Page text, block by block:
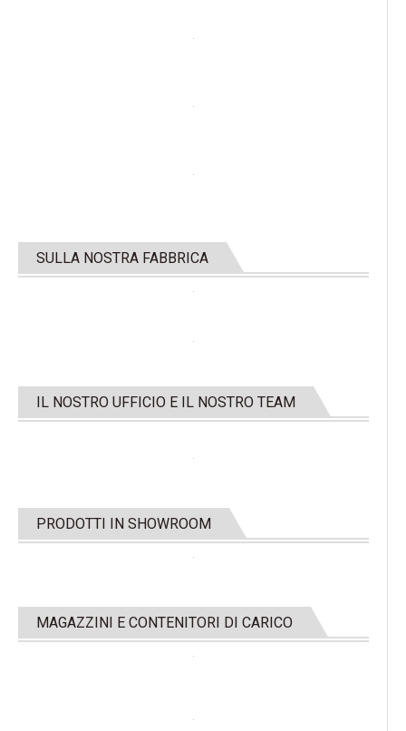
SULLA NOSTRA FABBRICA
IL NOSTRO UFFICIO E IL NOSTRO TEAM
PRODOTTI IN SHOWROOM
MAGAZZINI E CONTENITORI DI CARICO